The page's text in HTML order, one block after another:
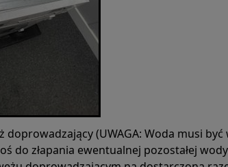
doprowadzający (UWAGA: Woda musi być
do złapania ewentualnej pozostałej